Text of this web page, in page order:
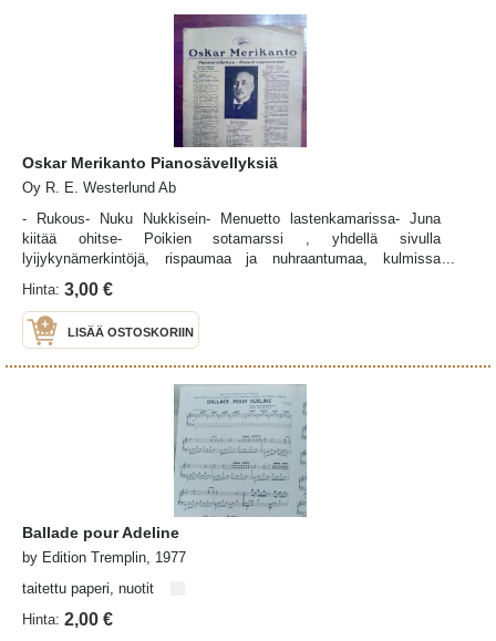
Oskar Merikanto Pianosävellyksiä
Oy R. E. Westerlund Ab
- Rukous- Nuku Nukkisein- Menuetto lastenkamarissa- Juna
kiitää ohitse- Poikien sotamarssi , yhdellä sivulla
lyijykynämerkintöjä, rispaumaa ja nuhraantumaa, kulmissa
Hinta: 3,00 €
LISÄÄ OSTOSKORIIN
Ballade pour Adeline
by Edition Tremplin, 1977
taitettu paperi, nuotit
Hinta: 2,00 €